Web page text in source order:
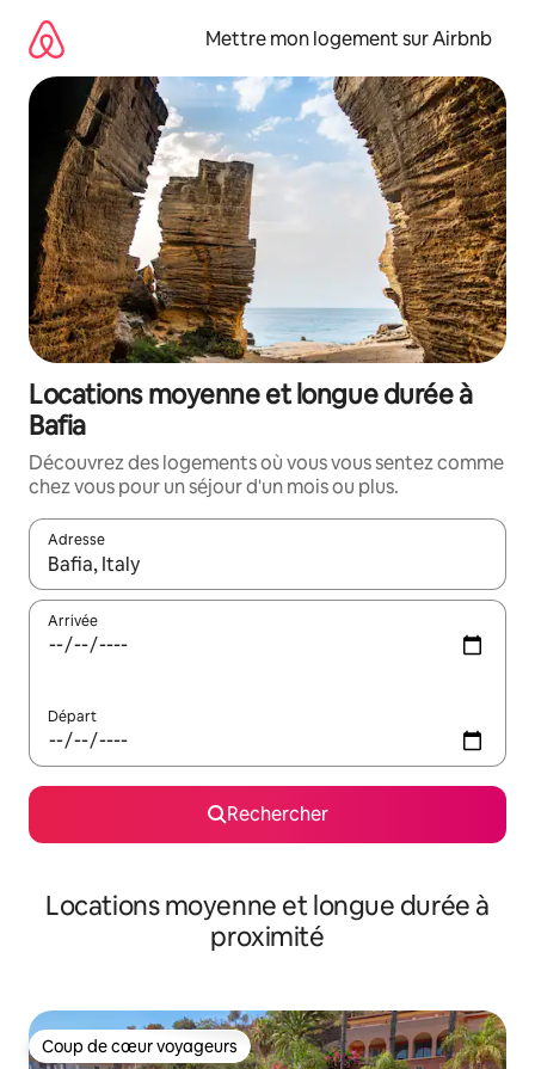
directement
contenu
Mettre mon logement sur Airbnb
Locations moyenne et longue durée à
Bafia
Découvrez des logements où vous vous sentez comme
chez vous pour un séjour d'un mois ou plus.
Adresse
Lorsque les résultats s'affichent, utilisez les flèches vers le
Arrivée
Départ
Rechercher
Locations moyenne et longue durée à
proximité
Coup de cœur voyageurs
Coup de cœur voyageurs